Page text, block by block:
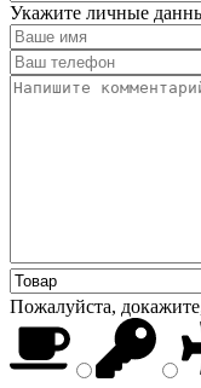
Укажите личные
Пожалуйста,